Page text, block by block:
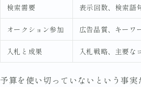
検索需要 表示回数、検索語
オークション参加 広告品質、キーワ
入札と成果 入札戦略、主要な
予算を使い切っていないという事